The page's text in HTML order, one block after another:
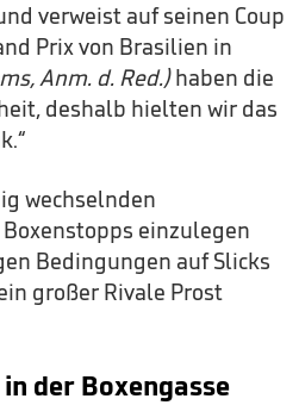
verweist auf seinen Coup
Prix von Brasilien in
Anm. d. Red.)haben die
deshalb hielten wir das
wechselnden
einzulegen
Bedingungen auf Slicks
großer Rivale Prost
der Boxengasse